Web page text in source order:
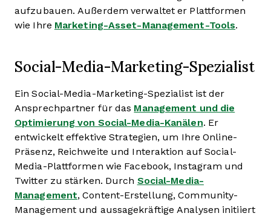
aufzubauen. Außerdem verwaltet er Plattformen
wie Ihre Marketing-Asset-Management-Tools.
Social-Media-Marketing-Spezialist
Ein Social-Media-Marketing-Spezialist ist der
Ansprechpartner für das Management und die
Optimierung von Social-Media-Kanälen. Er
entwickelt effektive Strategien, um Ihre Online-
Präsenz, Reichweite und Interaktion auf Social-
Media-Plattformen wie Facebook, Instagram und
Twitter zu stärken. Durch Social-Media-
Management, Content-Erstellung, Community-
Management und aussagekräftige Analysen initiiert